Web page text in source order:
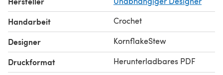
Handarbeit Crochet
Designer KornflakeStew
Druckformat Herunterladbares PDF